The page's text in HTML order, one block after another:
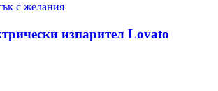
с желания
изпарител Lovato